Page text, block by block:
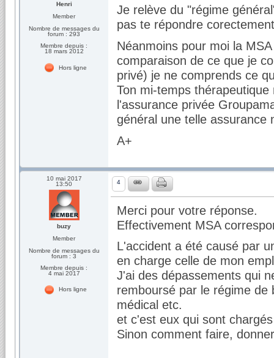
Henri
Member
Nombre de messages du
forum : 293
Membre depuis :
18 mars 2012
Hors ligne
Je relève du "régime
pas te répondre
Néanmoins pour moi la
comparaison de ce que je
privé) je ne comprends ce
Ton mi-temps
l'assurance privée
général une telle assurance
A+
10 mai 2017
13:50
buzy
Member
Nombre de messages du
forum : 3
Membre depuis :
4 mai 2017
Hors ligne
4
Merci pour votre réponse.
Effectivement MSA
L'accident a été causé par
en charge celle de mon
J'ai des dépassements qui
remboursé par le régime
médical etc.
et c'est eux qui sont
Sinon comment faire,